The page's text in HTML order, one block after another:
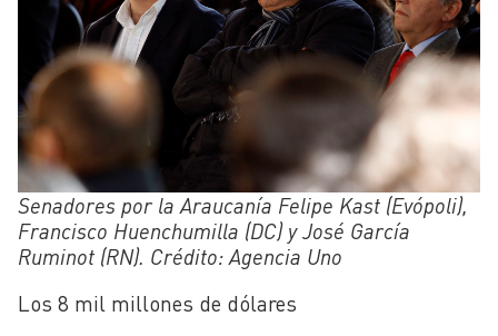
Senadores por la Araucanía Felipe Kast (Evópoli),
Francisco Huenchumilla (DC) y José García
Ruminot (RN). Crédito: Agencia Uno
Los 8 mil millones de dólares